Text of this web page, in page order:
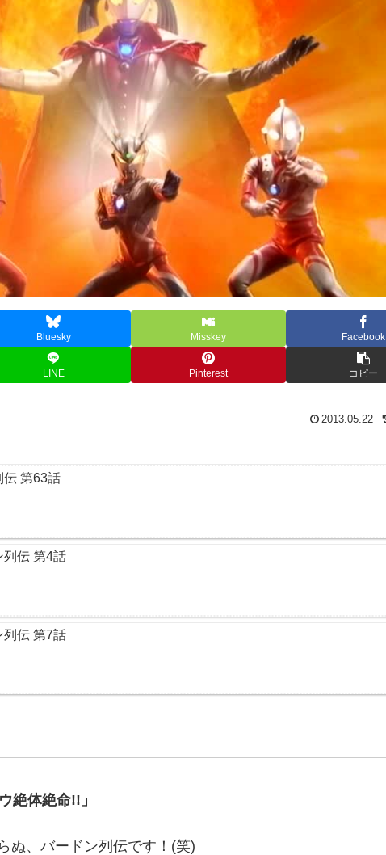
Bluesky Misskey Facebook
LINE Pinterest コピー
2013.05.22
伝 第63話
列伝 第4話
列伝 第7話
絶体絶命!!」
ぬ、バードン列伝です！(笑)